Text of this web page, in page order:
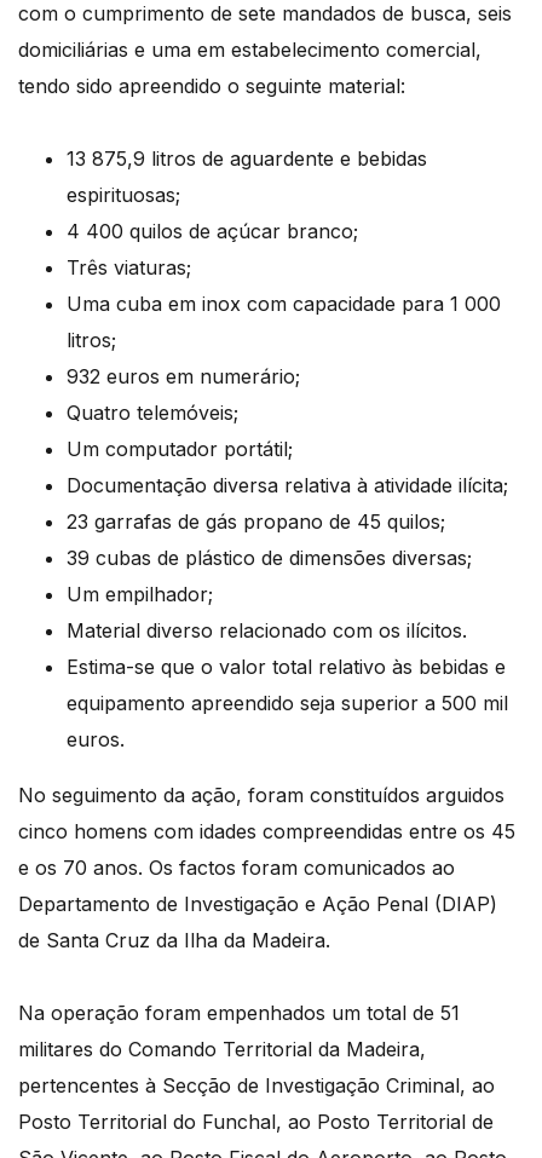
com o cumprimento de sete mandados de busca, seis
domiciliárias e uma em estabelecimento comercial,
tendo sido apreendido o seguinte material:
13 875,9 litros de aguardente e bebidas
espirituosas;
4 400 quilos de açúcar branco;
Três viaturas;
Uma cuba em inox com capacidade para 1 000
litros;
932 euros em numerário;
Quatro telemóveis;
Um computador portátil;
Documentação diversa relativa à atividade ilícita;
23 garrafas de gás propano de 45 quilos;
39 cubas de plástico de dimensões diversas;
Um empilhador;
Material diverso relacionado com os ilícitos.
Estima-se que o valor total relativo às bebidas e
equipamento apreendido seja superior a 500 mil
euros.
No seguimento da ação, foram constituídos arguidos
cinco homens com idades compreendidas entre os 45
e os 70 anos. Os factos foram comunicados ao
Departamento de Investigação e Ação Penal (DIAP)
de Santa Cruz da Ilha da Madeira.
Na operação foram empenhados um total de 51
militares do Comando Territorial da Madeira,
pertencentes à Secção de Investigação Criminal, ao
Posto Territorial do Funchal, ao Posto Territorial de